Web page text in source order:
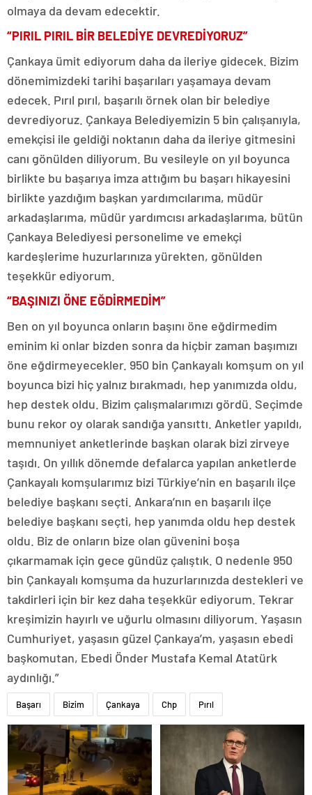
olmaya da devam edecektir.
“PIRIL PIRIL BİR BELEDİYE DEVREDİYORUZ”
Çankaya ümit ediyorum daha da ileriye gidecek. Bizim
dönemimizdeki tarihi başarıları yaşamaya devam
edecek. Pırıl pırıl, başarılı örnek olan bir belediye
devrediyoruz. Çankaya Belediyemizin 5 bin çalışanıyla,
emekçisi ile geldiği noktanın daha da ileriye gitmesini
canı gönülden diliyorum. Bu vesileyle on yıl boyunca
birlikte bu başarıya imza attığım bu başarı hikayesini
birlikte yazdığım başkan yardımcılarıma, müdür
arkadaşlarıma, müdür yardımcısı arkadaşlarıma, bütün
Çankaya Belediyesi personelime ve emekçi
kardeşlerime huzurlarınıza yürekten, gönülden
teşekkür ediyorum.
“BAŞINIZI ÖNE EĞDİRMEDİM”
Ben on yıl boyunca onların başını öne eğdirmedim
eminim ki onlar bizden sonra da hiçbir zaman başımızı
öne eğdirmeyecekler. 950 bin Çankayalı komşum on yıl
boyunca bizi hiç yalnız bırakmadı, hep yanımızda oldu,
hep destek oldu. Bizim çalışmalarımızı gördü. Seçimde
bunu rekor oy olarak sandığa yansıttı. Anketler yapıldı,
memnuniyet anketlerinde başkan olarak bizi zirveye
taşıdı. On yıllık dönemde defalarca yapılan anketlerde
Çankayalı komşularımız bizi Türkiye’nin en başarılı ilçe
belediye başkanı seçti. Ankara’nın en başarılı ilçe
belediye başkanı seçti, hep yanımda oldu hep destek
oldu. Biz de onların bize olan güvenini boşa
çıkarmamak için gece gündüz çalıştık. O nedenle 950
bin Çankayalı komşuma da huzurlarınızda destekleri ve
takdirleri için bir kez daha teşekkür ediyorum. Tekrar
kreşimizin hayırlı ve uğurlu olmasını diliyorum. Yaşasın
Cumhuriyet, yaşasın güzel Çankaya’m, yaşasın ebedi
başkomutan, Ebedi Önder Mustafa Kemal Atatürk
aydınlığı.”
Başarı Bizim Çankaya Chp Pırıl